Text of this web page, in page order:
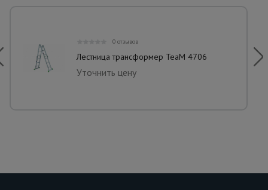
0 отзывов
Лестница трансформер TeaM 4706
Уточнить цену